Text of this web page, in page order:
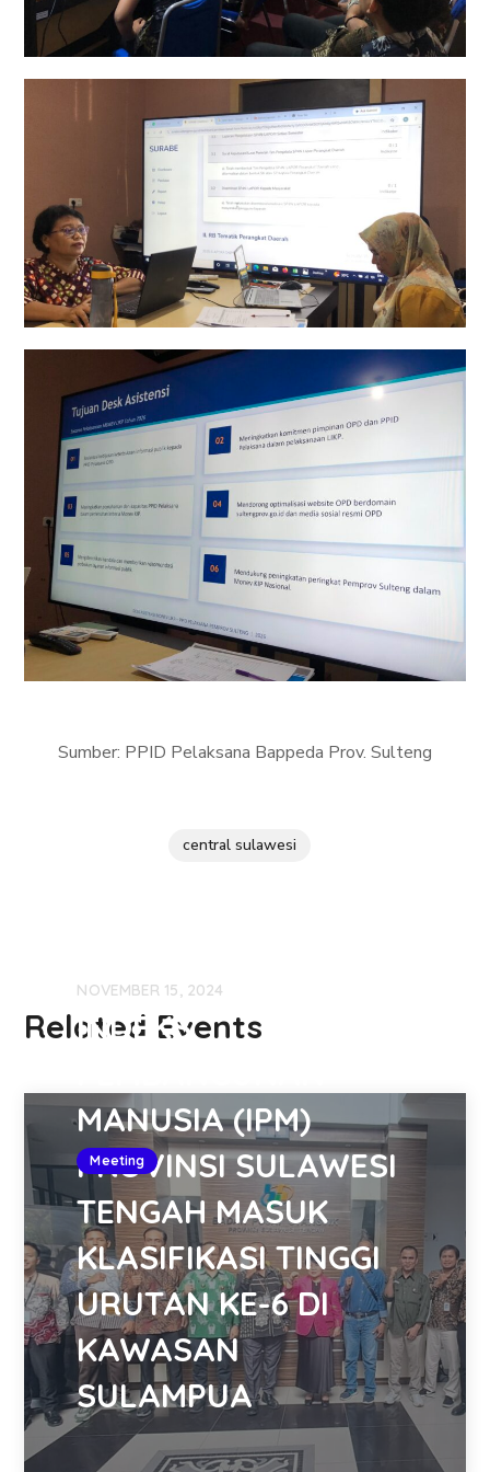
Sumber: PPID Pelaksana Bappeda Prov. Sulteng
central sulawesi
Related Events
Meeting
NOVEMBER 15, 2024
INDEKS
MANUSIA (IPM)
PROVINSI SULAWESI
TENGAH MASUK
KLASIFIKASI TINGGI
URUTAN KE-6 DI
KAWASAN
SULAMPUA